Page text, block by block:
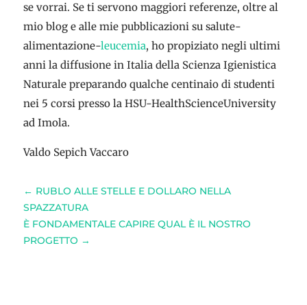
se vorrai. Se ti servono maggiori referenze, oltre al
mio blog e alle mie pubblicazioni su salute-
alimentazione-leucemia, ho propiziato negli ultimi
anni la diffusione in Italia della Scienza Igienistica
Naturale preparando qualche centinaio di studenti
nei 5 corsi presso la HSU-HealthScienceUniversity
ad Imola.
Valdo Sepich Vaccaro
← RUBLO ALLE STELLE E DOLLARO NELLA
SPAZZATURA
È FONDAMENTALE CAPIRE QUAL È IL NOSTRO
PROGETTO →